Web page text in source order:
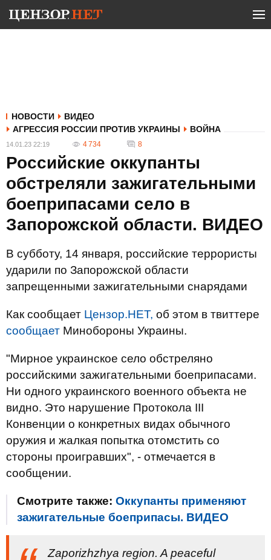
НОВОСТИ
ВИДЕО
АГРЕССИЯ РОССИИ ПРОТИВ УКРАИНЫ
ВОЙНА
14.01.23 22:19 4 734 8
Российские оккупанты
обстреляли зажигательными
боеприпасами село в
Запорожской области. ВИДЕО
В субботу, 14 января, российские террористы
ударили по Запорожской области
запрещенными зажигательными снарядами
Как сообщает Цензор.НЕТ, об этом в твиттере
сообщает Минобороны Украины.
"Мирное украинское село обстреляно
российскими зажигательными боеприпасами.
Ни одного украинского военного объекта не
видно. Это нарушение Протокола III
Конвенции о конкретных видах обычного
оружия и жалкая попытка отомстить со
стороны проигравших", - отмечается в
сообщении.
Смотрите также: Оккупанты применяют
зажигательные боеприпасы. ВИДЕО
Zaporizhzhya region. A peaceful